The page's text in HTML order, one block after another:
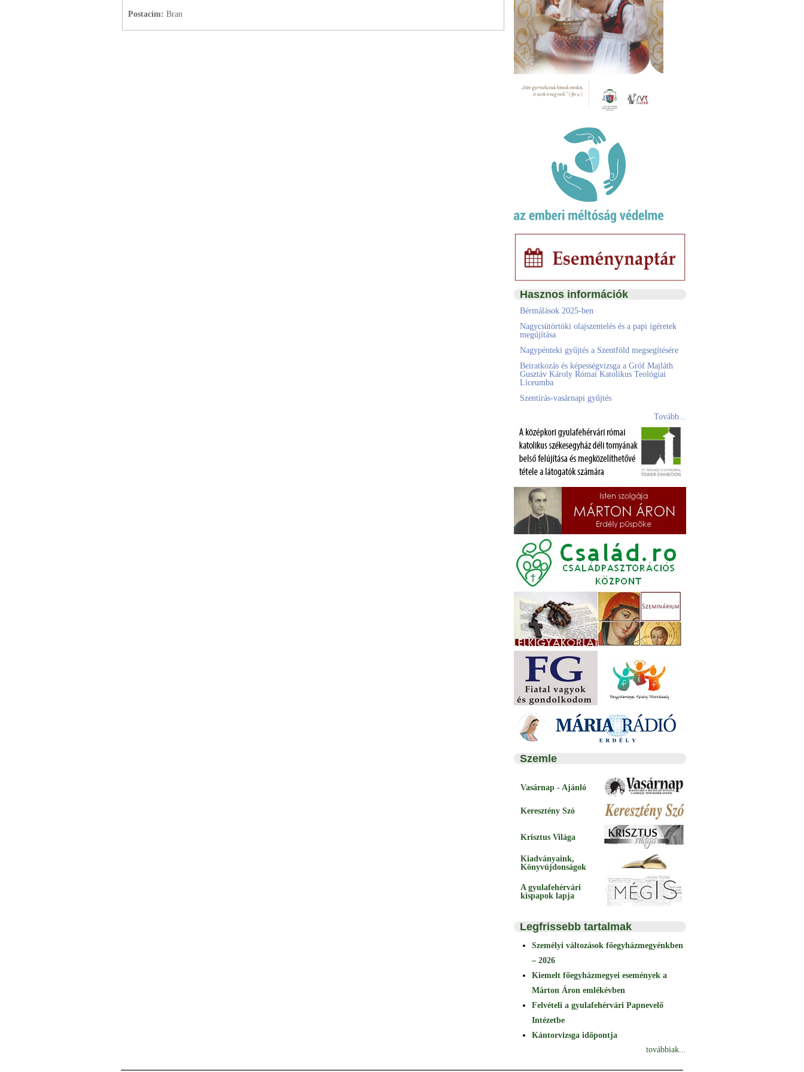
Postacím: Bran
Hasznos információk
Bérmálások 2025-ben
Nagycsütörtöki olajszentelés és a papi ígéretek
megújítása
Nagypénteki gyűjtés a Szentföld megsegítésére
Beiratkozás és képességvizsga a Gróf Majláth
Gusztáv Károly Római Katolikus Teológiai
Líceumba
Szentírás-vasárnapi gyűjtés
Tovább...
Szemle
Vasárnap - Ajánló
Keresztény Szó
Krisztus Világa
Kiadványaink,
Könyvújdonságok
A gyulafehérvári
kispapok lapja
Legfrissebb tartalmak
Személyi változások főegyházmegyénkben
– 2026
Kiemelt főegyházmegyei események a
Márton Áron emlékévben
Felvételi a gyulafehérvári Papnevelő
Intézetbe
Kántorvizsga időpontja
továbbiak...